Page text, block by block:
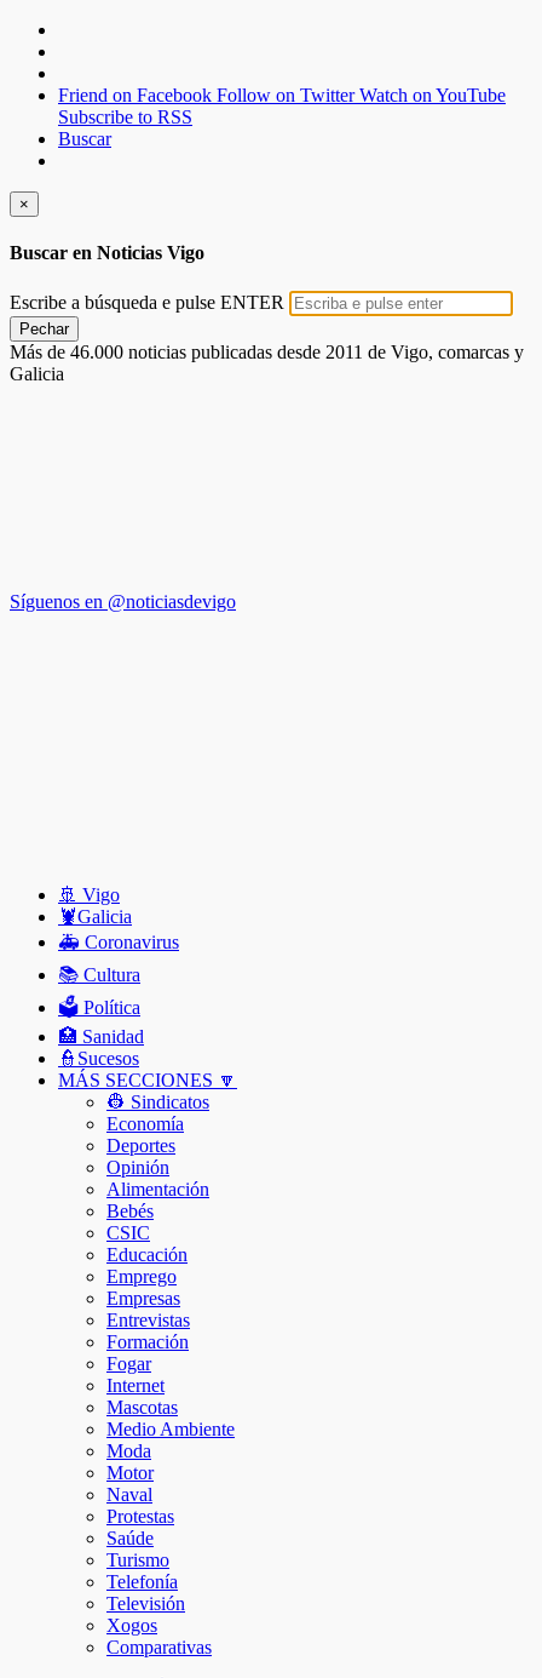
Friend on Facebook Follow on Twitter Watch on YouTube
Subscribe to RSS
Buscar
×
Buscar en Noticias Vigo
Escribe a búsqueda e pulse ENTER
Pechar
Más de 46.000 noticias publicadas desde 2011 de Vigo, comarcas y
Galicia
Síguenos en @noticiasdevigo
🚢 Vigo
🦞️Galicia
🚑 Coronavirus
📚 Cultura
🗳️ Política
🏥 Sanidad
👮Sucesos
MÁS SECCIONES 🔽
👷 Sindicatos
Economía
Deportes
Opinión
Alimentación
Bebés
CSIC
Educación
Emprego
Empresas
Entrevistas
Formación
Fogar
Internet
Mascotas
Medio Ambiente
Moda
Motor
Naval
Protestas
Saúde
Turismo
Telefonía
Televisión
Xogos
Comparativas